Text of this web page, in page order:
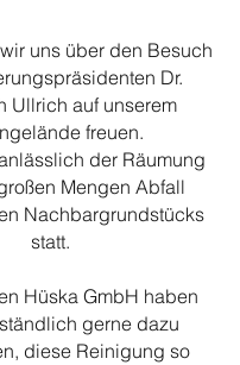
uns über den Besuch
Dr.
Ullrich auf unserem
freuen.
der Räumung
Mengen Abfall
Nachbargrundstücks
statt.
Hüska GmbH haben
gerne dazu
diese Reinigung so